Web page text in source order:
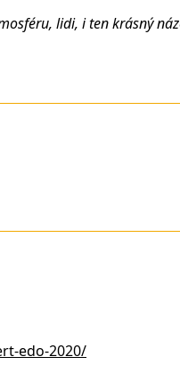
lidi, i ten krásný
edo-2020/